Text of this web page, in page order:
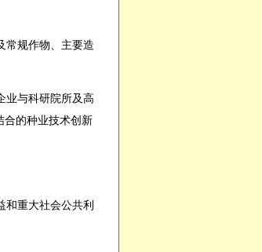
常规作物、主要造
业与科研院所及高
合的种业技术创新
重大社会公共利